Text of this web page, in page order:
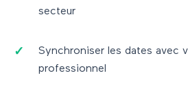
secteur
Synchroniser les dates avec
professionnel